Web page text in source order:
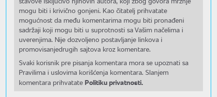
mogu biti i krivično gonjeni. Kao čitatelj prihvatate
mogućnost da među komentarima mogu biti pronađeni
sadržaji koji mogu biti u suprotnosti sa Vašim načelima i
uverenjima. Nije dozvoljeno postavljanje linkova i
promovisanjedrugih sajtova kroz komentare.
Svaki korisnik pre pisanja komentara mora se upoznati sa
Pravilima i uslovima korišćenja komentara. Slanjem
komentara prihvatate Politiku privatnosti.